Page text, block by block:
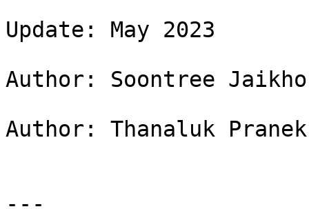
Update: May 2023
Author: Soontree
Author: Thanaluk
---